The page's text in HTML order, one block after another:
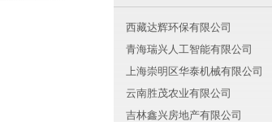
西藏达辉环保有限公司
青海瑞兴人工智能有限公司
上海崇明区华泰机械有限公司
云南胜茂农业有限公司
吉林鑫兴房地产有限公司